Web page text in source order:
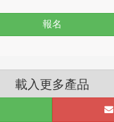
報名
載入更多產品